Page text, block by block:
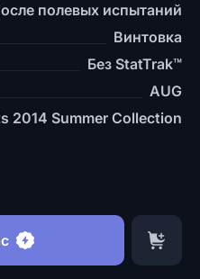
полевых испытаний
Винтовка
Без StatTrak™
AUG
2014 Summer Collection